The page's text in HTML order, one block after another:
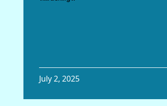
July 2, 2025